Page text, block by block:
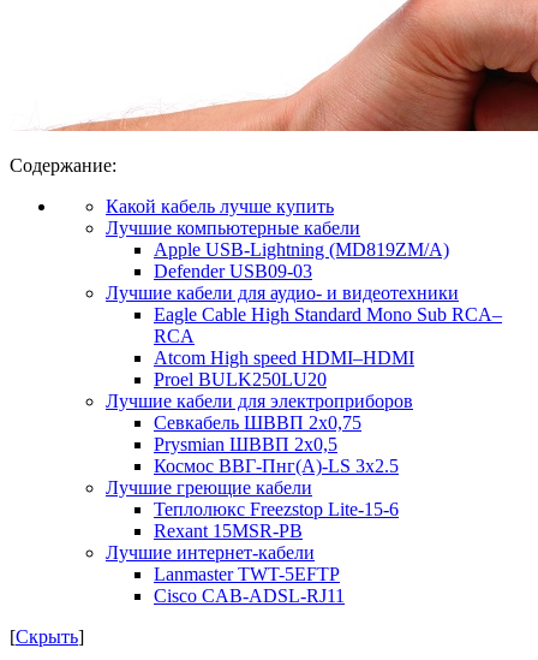
Содержание:
Какой кабель лучше купить
Лучшие компьютерные кабели
Apple USB-Lightning (MD819ZM/A)
Defender USB09-03
Лучшие кабели для аудио- и видеотехники
Eagle Cable High Standard Mono Sub RCA–
RCA
Atcom High speed HDMI–HDMI
Proel BULK250LU20
Лучшие кабели для электроприборов
Севкабель ШВВП 2х0,75
Prysmian ШВВП 2х0,5
Космос ВВГ-Пнг(А)-LS 3х2.5
Лучшие греющие кабели
Теплолюкс Freezstop Lite-15-6
Rexant 15MSR-PB
Лучшие интернет-кабели
Lanmaster TWT-5EFTP
Cisco CAB-ADSL-RJ11
[Скрыть]